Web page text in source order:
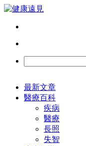
最新文章
醫療百科
疾病
醫療
長照
失智